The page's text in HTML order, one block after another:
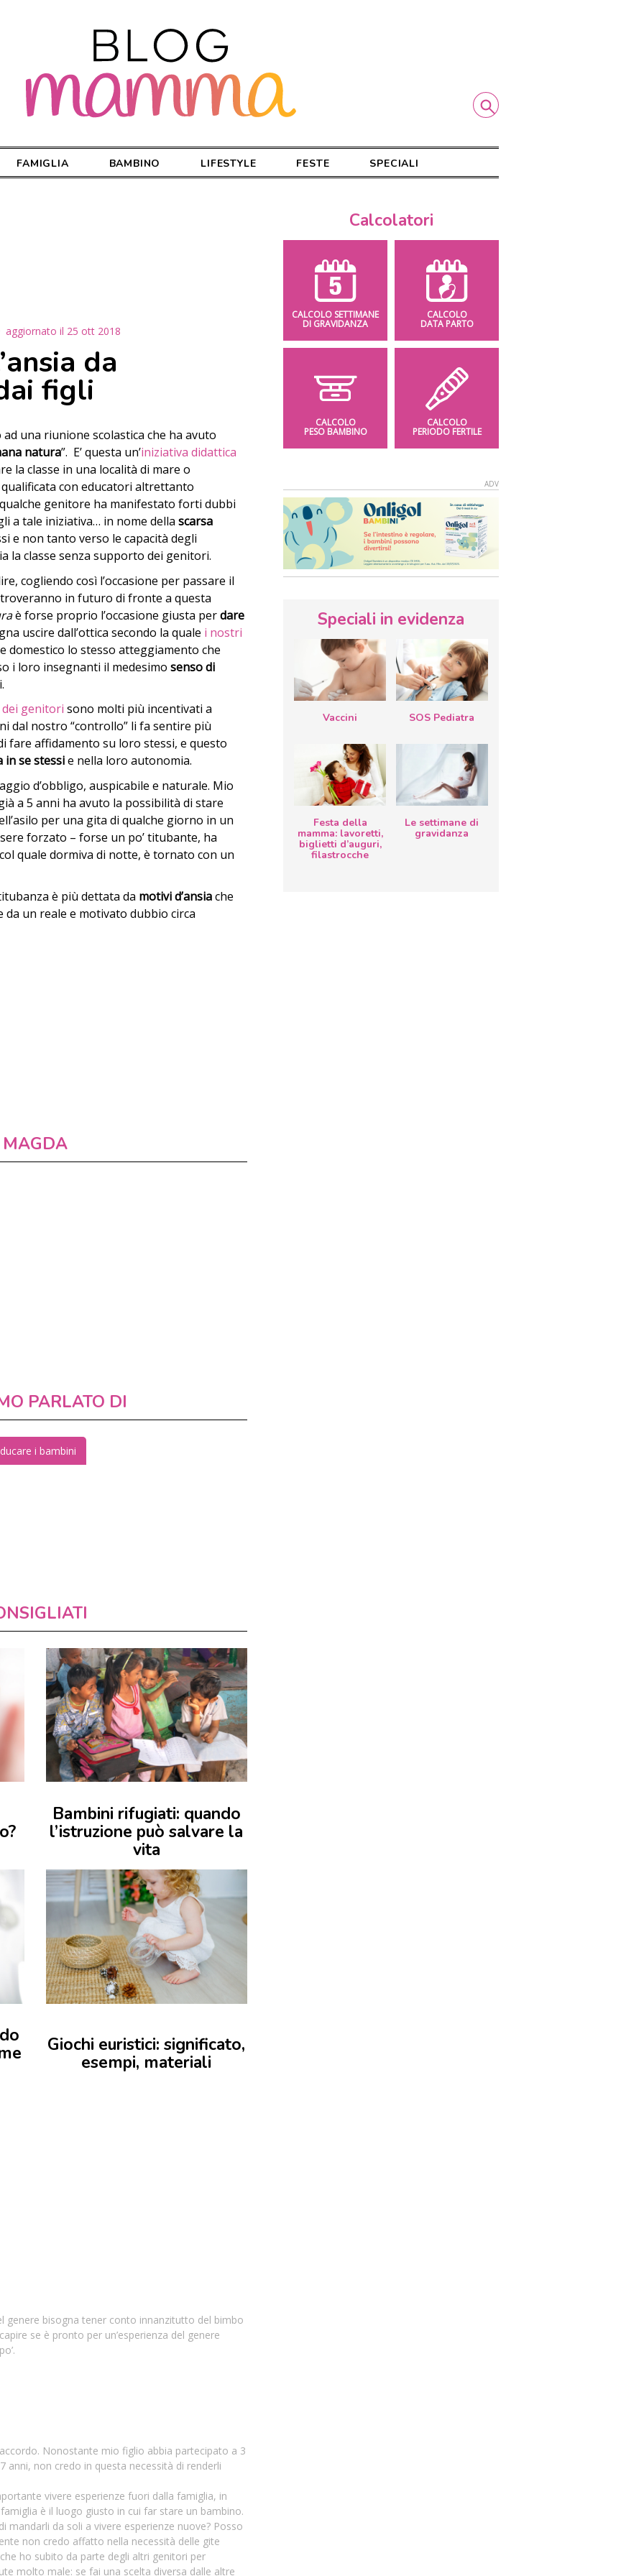
FAMIGLIA BAMBINO LIFESTYLE FESTE SPECIALI
aggiornato il 25 ott 2018
da
figli
una riunione scolastica che ha avuto
natura”. E’ questa un’iniziativa didattica
la classe in una località di mare o
con educatori altrettanto
genitore ha manifestato forti dubbi
a tale iniziativa… in nome della scarsa
e non tanto verso le capacità degli
la classe senza supporto dei genitori.
cogliendo così l’occasione per passare il
in futuro di fronte a questa
è forse proprio l’occasione giusta perdare
uscire dall’ottica secondo la quale i nostri
domestico lo stesso atteggiamento che
i loro insegnanti il medesimo senso di
genitori sono molti più incentivati a
dal nostro “controllo” li fa sentire più
fare affidamento su loro stessi, e questo
in se stessie nella loro autonomia.
d’obbligo, auspicabile e naturale. Mio
a 5 anni ha avuto la possibilità di stare
per una gita di qualche giorno in un
forzato – forse un po’ titubante, ha
quale dormiva di notte, è tornato con un
è più dettata da motivi d’ansiache
un reale e motivato dubbio circa
MAGDA
PARLATO DI
i bambini
Bambini rifugiati: quando
l’istruzione può salvare la
vita
Giochi euristici: significato,
esempi, materiali
genere bisogna tener conto innanzitutto del bimbo
se è pronto per un’esperienza del genere
Nonostante mio figlio abbia partecipato a 3
anni, non credo in questa necessità di renderli
vivere esperienze fuori dalla famiglia, in
è il luogo giusto in cui far stare un bambino.
mandarli da soli a vivere esperienze nuove? Posso
non credo affatto nella necessità delle gite
ho subito da parte degli altri genitori per
molto male: se fai una scelta diversa dalle altre
Calcolatori
CALCOLO SETTIMANE
DI GRAVIDANZA
CALCOLO
DATA PARTO
CALCOLO
PESO BAMBINO
CALCOLO
PERIODO FERTILE
Speciali in evidenza
Vaccini SOS Pediatra
Festa della
mamma: lavoretti,
biglietti d’auguri,
filastrocche
Le settimane di
gravidanza